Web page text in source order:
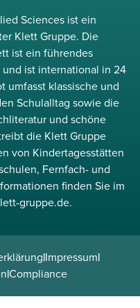
Sciences ist ein
Klett Gruppe. Die
ist ein führendes
ist international in 24
umfasst klassische und
Schulalltag sowie die
und schöne
die Klett Gruppe
von Kindertagesstätten
Fernfach- und
finden Sie im
gruppe.de.
|Impressum|
|Compliance